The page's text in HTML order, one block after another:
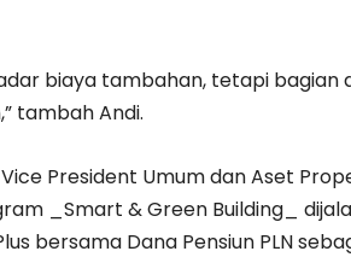
biaya tambahan, tetapi bagian
tambah Andi.
President Umum dan Aset
_Smart & Green Building_
bersama Dana Pensiun PLN